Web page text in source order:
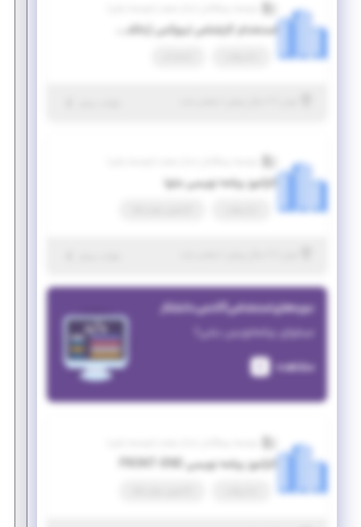
کارآموز برنامه نویسی جاوا
دوره‌های استخدامی آکادمی دانشکار
میخوای برنامه‌نویس بشی؟
مشاهده
کارآموز برنامه نویسی FRONT-END